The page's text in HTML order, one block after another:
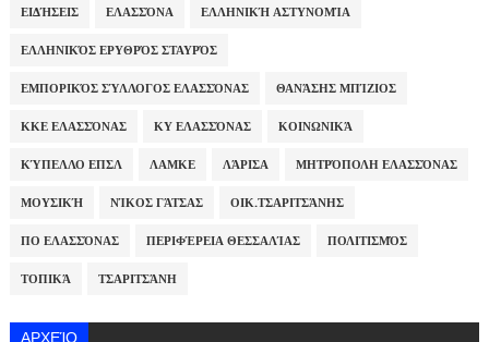
ΕΙΔΉΣΕΙΣ ΕΛΑΣΣΌΝΑ ΕΛΛΗΝΙΚΉ ΑΣΤΥΝΟΜΊΑ
ΕΛΛΗΝΙΚΌΣ ΕΡΥΘΡΌΣ ΣΤΑΥΡΌΣ
ΕΜΠΟΡΙΚΌΣ ΣΎΛΛΟΓΟΣ ΕΛΑΣΣΌΝΑΣ ΘΑΝΆΣΗΣ ΜΠΊΖΙΟΣ
ΚΚΕ ΕΛΑΣΣΌΝΑΣ ΚΥ ΕΛΑΣΣΌΝΑΣ ΚΟΙΝΩΝΙΚΆ
ΚΎΠΕΛΛΟ ΕΠΣΛ ΛΑΜΚΕ ΛΆΡΙΣΑ ΜΗΤΡΌΠΟΛΗ ΕΛΑΣΣΌΝΑΣ
ΜΟΥΣΙΚΉ ΝΊΚΟΣ ΓΆΤΣΑΣ ΟΙΚ.ΤΣΑΡΙΤΣΆΝΗΣ
ΠΟ ΕΛΑΣΣΌΝΑΣ ΠΕΡΙΦΈΡΕΙΑ ΘΕΣΣΑΛΊΑΣ ΠΟΛΙΤΙΣΜΌΣ
ΤΟΠΙΚΆ ΤΣΑΡΙΤΣΆΝΗ
ΑΡΧΕΊΟ